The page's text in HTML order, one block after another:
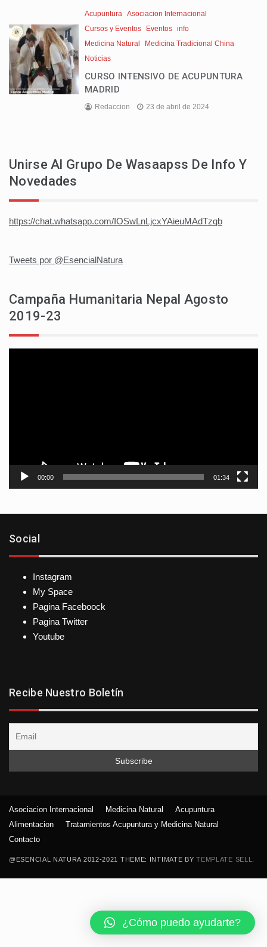
Acupuntura Asociacion Internacional
Cursos y Eventos
Eventos info
Medicina Natural
Medicina Tradicional China
Noticias
CURSO INTENSIVO DE ACUPUNTURA
MADRID
Redaccion 23 de abril de 2024
Unirse Al Grupo De Wasaapss De Info Y
Novedades
https://chat.whatsapp.com/IOSwLnLjcxYAieuMAdTzqb
Tweets por @EsencialNatura
Campaña Humanitaria Nepal Agosto
2019-23
00:00 01:34
Social
Instagram
My Space
Pagina Faceboock
Pagina Twitter
Youtube
Recibe Nuestro Boletín
@ESENCIAL NATURA 2012-2021 THEME: INTIMATE BYTEMPLATE SELL.
Asociacion Internacional Medicina Natural
Acupuntura
Alimentacion
Tratamientos Acupuntura y Medicina Natural
Contacto
¿Cómo puedo ayudarte?